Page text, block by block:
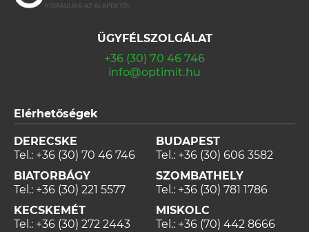
ÜGYFÉLSZOLGÁLAT
+36 (30) 70 46 746
info@optimit.hu
Elérhetőségek
DERECSKE
Tel.: +36 (30) 70 46 746
BIATORBÁGY
Tel.: +36 (30) 221 5577
KECSKEMÉT
Tel.: +36 (30) 272 2443
BUDAPEST
Tel.: +36 (30) 606 3582
SZOMBATHELY
Tel.: +36 (30) 781 1786
MISKOLC
Tel.: +36 (70) 442 8666